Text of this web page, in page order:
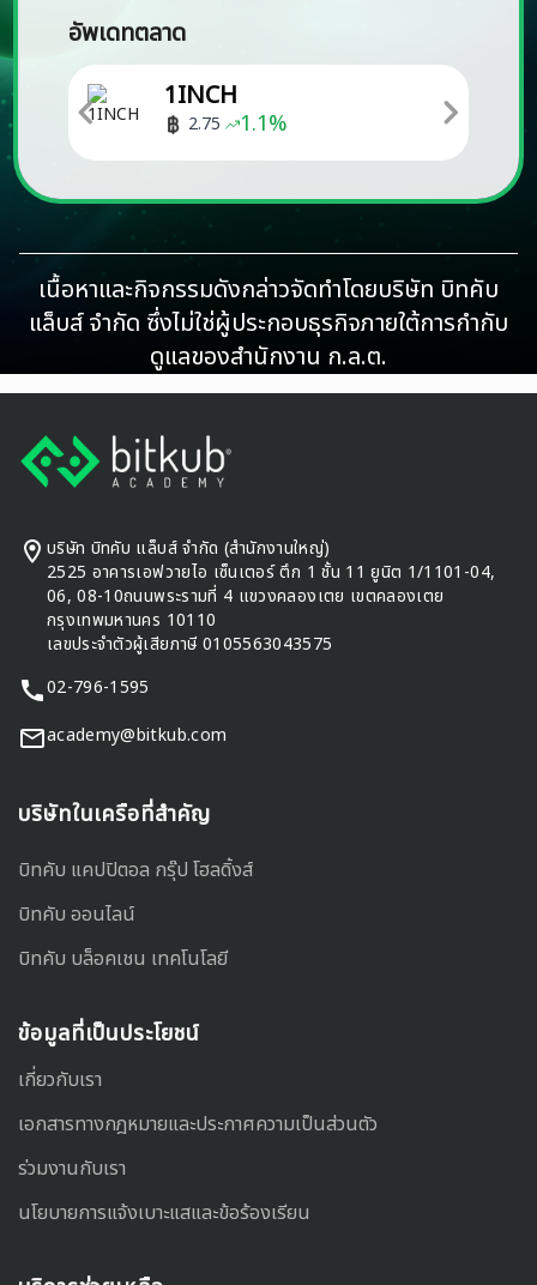
อัพเดทตลาด
1INCH
2.75 1.1%
เนื้อหาและกิจกรรมดังกล่าวจัดทำโดยบริษัท บิทคับ
แล็บส์ จำกัด ซึ่งไม่ใช่ผู้ประกอบธุรกิจภายใต้การกำกับ
ดูแลของสำนักงาน ก.ล.ต.
บริษัท บิทคับ แล็บส์ จำกัด (สำนักงานใหญ่)
2525 อาคารเอฟวายไอ เซ็นเตอร์ ตึก 1 ชั้น 11 ยูนิต 1/1101-04,
06, 08-10ถนนพระรามที่ 4 แขวงคลองเตย เขตคลองเตย
กรุงเทพมหานคร 10110
เลขประจำตัวผู้เสียภาษี 0105563043575
02-796-1595
academy@bitkub.com
บริษัทในเครือที่สำคัญ
บิทคับ แคปปิตอล กรุ๊ป โฮลดิ้งส์
บิทคับ ออนไลน์
บิทคับ บล็อคเชน เทคโนโลยี
ข้อมูลที่เป็นประโยชน์
เกี่ยวกับเรา
เอกสารทางกฎหมายและประกาศความเป็นส่วนตัว
ร่วมงานกับเรา
นโยบายการแจ้งเบาะแสและข้อร้องเรียน